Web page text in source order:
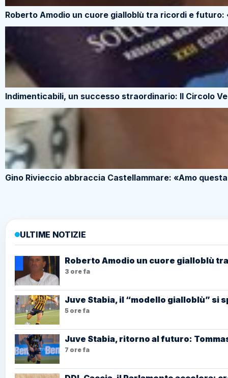
Roberto Amodio un cuore gialloblù tra ricordi e
Indimenticabili, un successo straordinario: Il Circolo
Gino Rivieccio abbraccia Castellammare: «Amo
ULTIME NOTIZIE
Roberto Amodio un cuore gialloblù
3 ore fa
Juve Stabia, il “modello gialloblù” si
5 ore fa
Juve Stabia, ritorno al futuro:
7 ore fa